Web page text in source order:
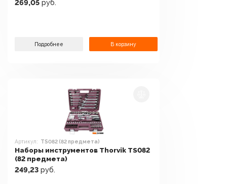
269,05 руб.
Подробнее В корзину
Артикул: TS082 (82 предмета)
Наборы инструментов Thorvik TS082
(82 предмета)
249,23 руб.